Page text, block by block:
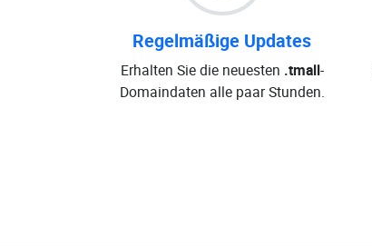
Regelmäßige Updates
Erhalten Sie die neuesten .tmall-
Domaindaten alle paar Stunden.